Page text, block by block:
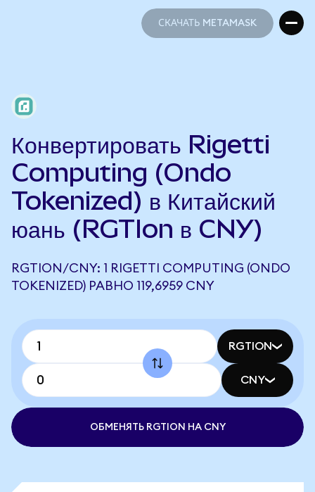
СКАЧАТЬ METAMASK
Конвертировать Rigetti
Computing (Ondo
Tokenized) в Китайский
юань (RGTIon в CNY)
RGTION/CNY: 1 RIGETTI COMPUTING (ONDO
TOKENIZED) РАВНО 119,6959 CNY
RGTION
CNY
ОБМЕНЯТЬ RGTION НА CNY